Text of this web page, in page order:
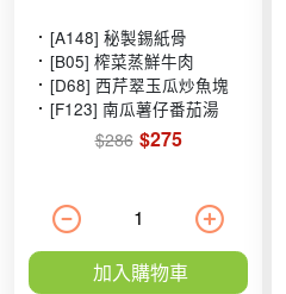
[A148] 秘製錫紙骨
[B05] 榨菜蒸鮮牛肉
[D68] 西芹翠玉瓜炒魚塊
[F123] 南瓜薯仔番茄湯
$286 $275
加入購物車